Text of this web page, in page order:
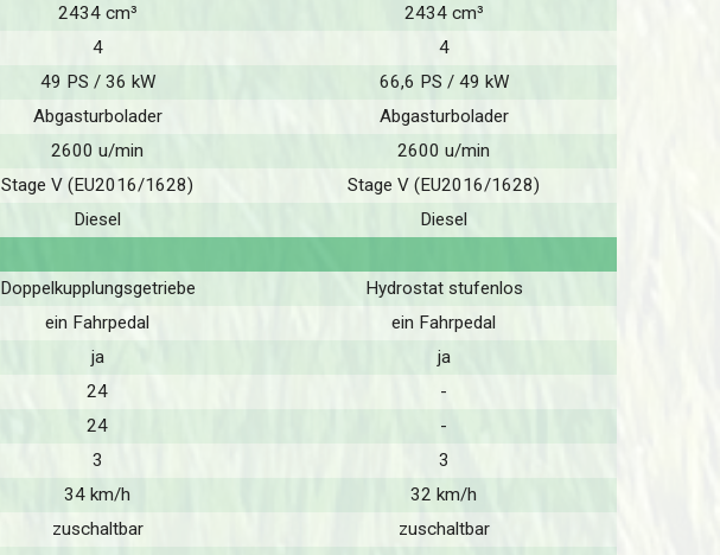
2434 cm³
2434 cm³
4
4
49 PS / 36 kW
66,6 PS / 49 kW
Abgasturbolader
Abgasturbolader
2600 u/min
2600 u/min
Stage V (EU2016/1628)
Stage V (EU2016/1628)
Diesel
Diesel
Doppelkupplungsgetriebe
Hydrostat stufenlos
ein Fahrpedal
ein Fahrpedal
ja
ja
24
-
24
-
3
3
34 km/h
32 km/h
zuschaltbar
zuschaltbar